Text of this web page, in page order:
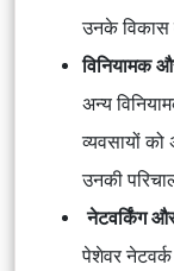
उनके विकास
विनियामक
अन्य
व्यवसायों
उनकी
नेटवर्किंग
पेशेवर